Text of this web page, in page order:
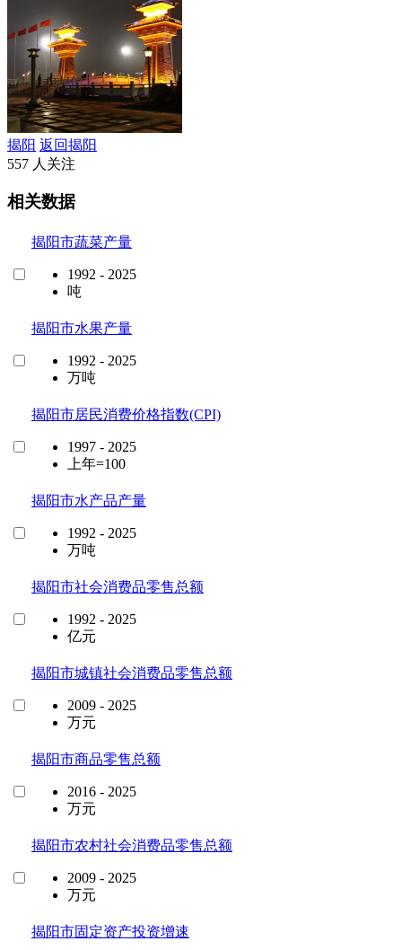
揭阳 返回揭阳
557 人关注
相关数据
揭阳市蔬菜产量
1992 - 2025
吨
揭阳市水果产量
1992 - 2025
万吨
揭阳市居民消费价格指数(CPI)
1997 - 2025
上年=100
揭阳市水产品产量
1992 - 2025
万吨
揭阳市社会消费品零售总额
1992 - 2025
亿元
揭阳市城镇社会消费品零售总额
2009 - 2025
万元
揭阳市商品零售总额
2016 - 2025
万元
揭阳市农村社会消费品零售总额
2009 - 2025
万元
揭阳市固定资产投资增速